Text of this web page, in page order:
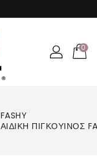
0
FASHY
ΠΙΓΚΟΥΙΝΟΣ